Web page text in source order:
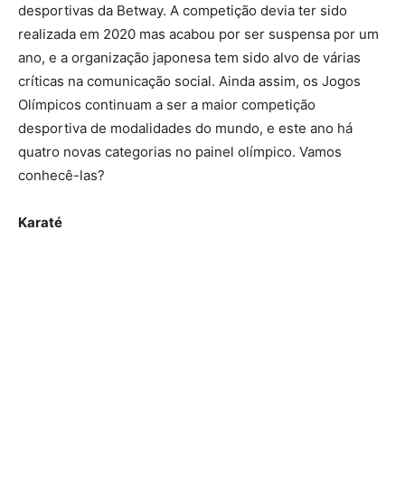
desportivas da Betway. A competição devia ter sido
realizada em 2020 mas acabou por ser suspensa por um
ano, e a organização japonesa tem sido alvo de várias
críticas na comunicação social. Ainda assim, os Jogos
Olímpicos continuam a ser a maior competição
desportiva de modalidades do mundo, e este ano há
quatro novas categorias no painel olímpico. Vamos
conhecê-las?
Karaté